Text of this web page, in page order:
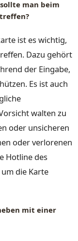
man beim
ist es wichtig,
Dazu gehört
der Eingabe,
Es ist auch
walten zu
oder unsicheren
oder verlorenen
Hotline des
die Karte
mit einer